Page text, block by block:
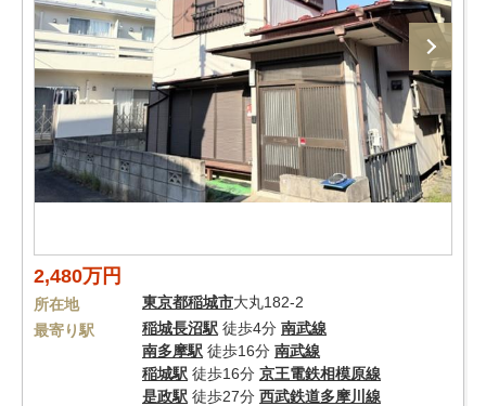
2,480万円
所在地 東京都稲城市大丸182-2
最寄り駅
稲城長沼駅 徒歩4分 南武線
南多摩駅 徒歩16分 南武線
稲城駅 徒歩16分 京王電鉄相模原線
是政駅 徒歩27分 西武鉄道多摩川線